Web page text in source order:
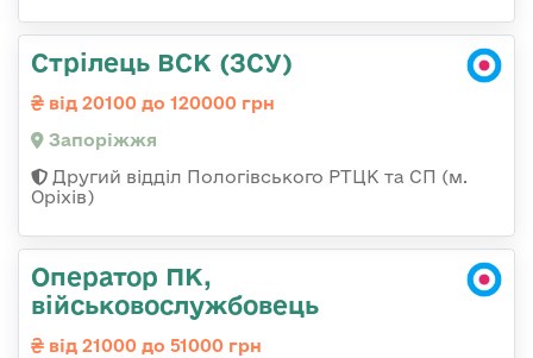
Стрілець ВСК (ЗСУ)
від 20100 до 120000 грн
Запоріжжя
Другий відділ Пологівського РТЦК та СП (м.
Оріхів)
Оператор ПК,
військовослужбовець
від 21000 до 51000 грн